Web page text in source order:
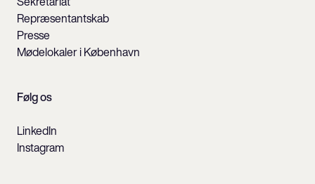
Repræsentantskab
Presse
Mødelokaler i København
Følg os
LinkedIn
Instagram